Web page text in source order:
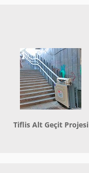
Tiflis Alt Geçit Projesi